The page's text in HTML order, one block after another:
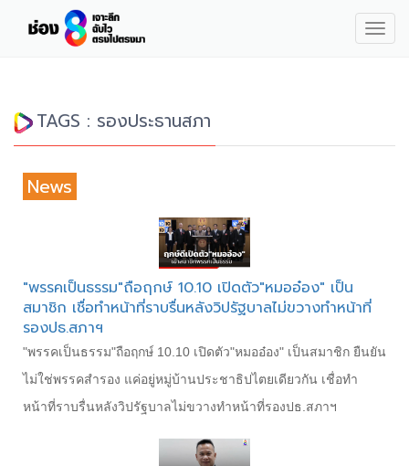
TAGS : รองประธานสภา
News
"พรรคเป็นธรรม"ถือฤกษ์ 10.10 เปิดตัว"หมออ๋อง" เป็น
สมาชิก เชื่อทำหน้าที่ราบรื่นหลังวิปรัฐบาลไม่ขวางทำหน้าที่
รองปธ.สภาฯ
"พรรคเป็นธรรม"ถือฤกษ์ 10.10 เปิดตัว"หมออ๋อง" เป็นสมาชิก ยืนยัน
ไม่ใช่พรรคสำรอง แค่อยู่หมู่บ้านประชาธิปไตยเดียวกัน เชื่อทำ
หน้าที่ราบรื่นหลังวิปรัฐบาลไม่ขวางทำหน้าที่รองปธ.สภาฯ